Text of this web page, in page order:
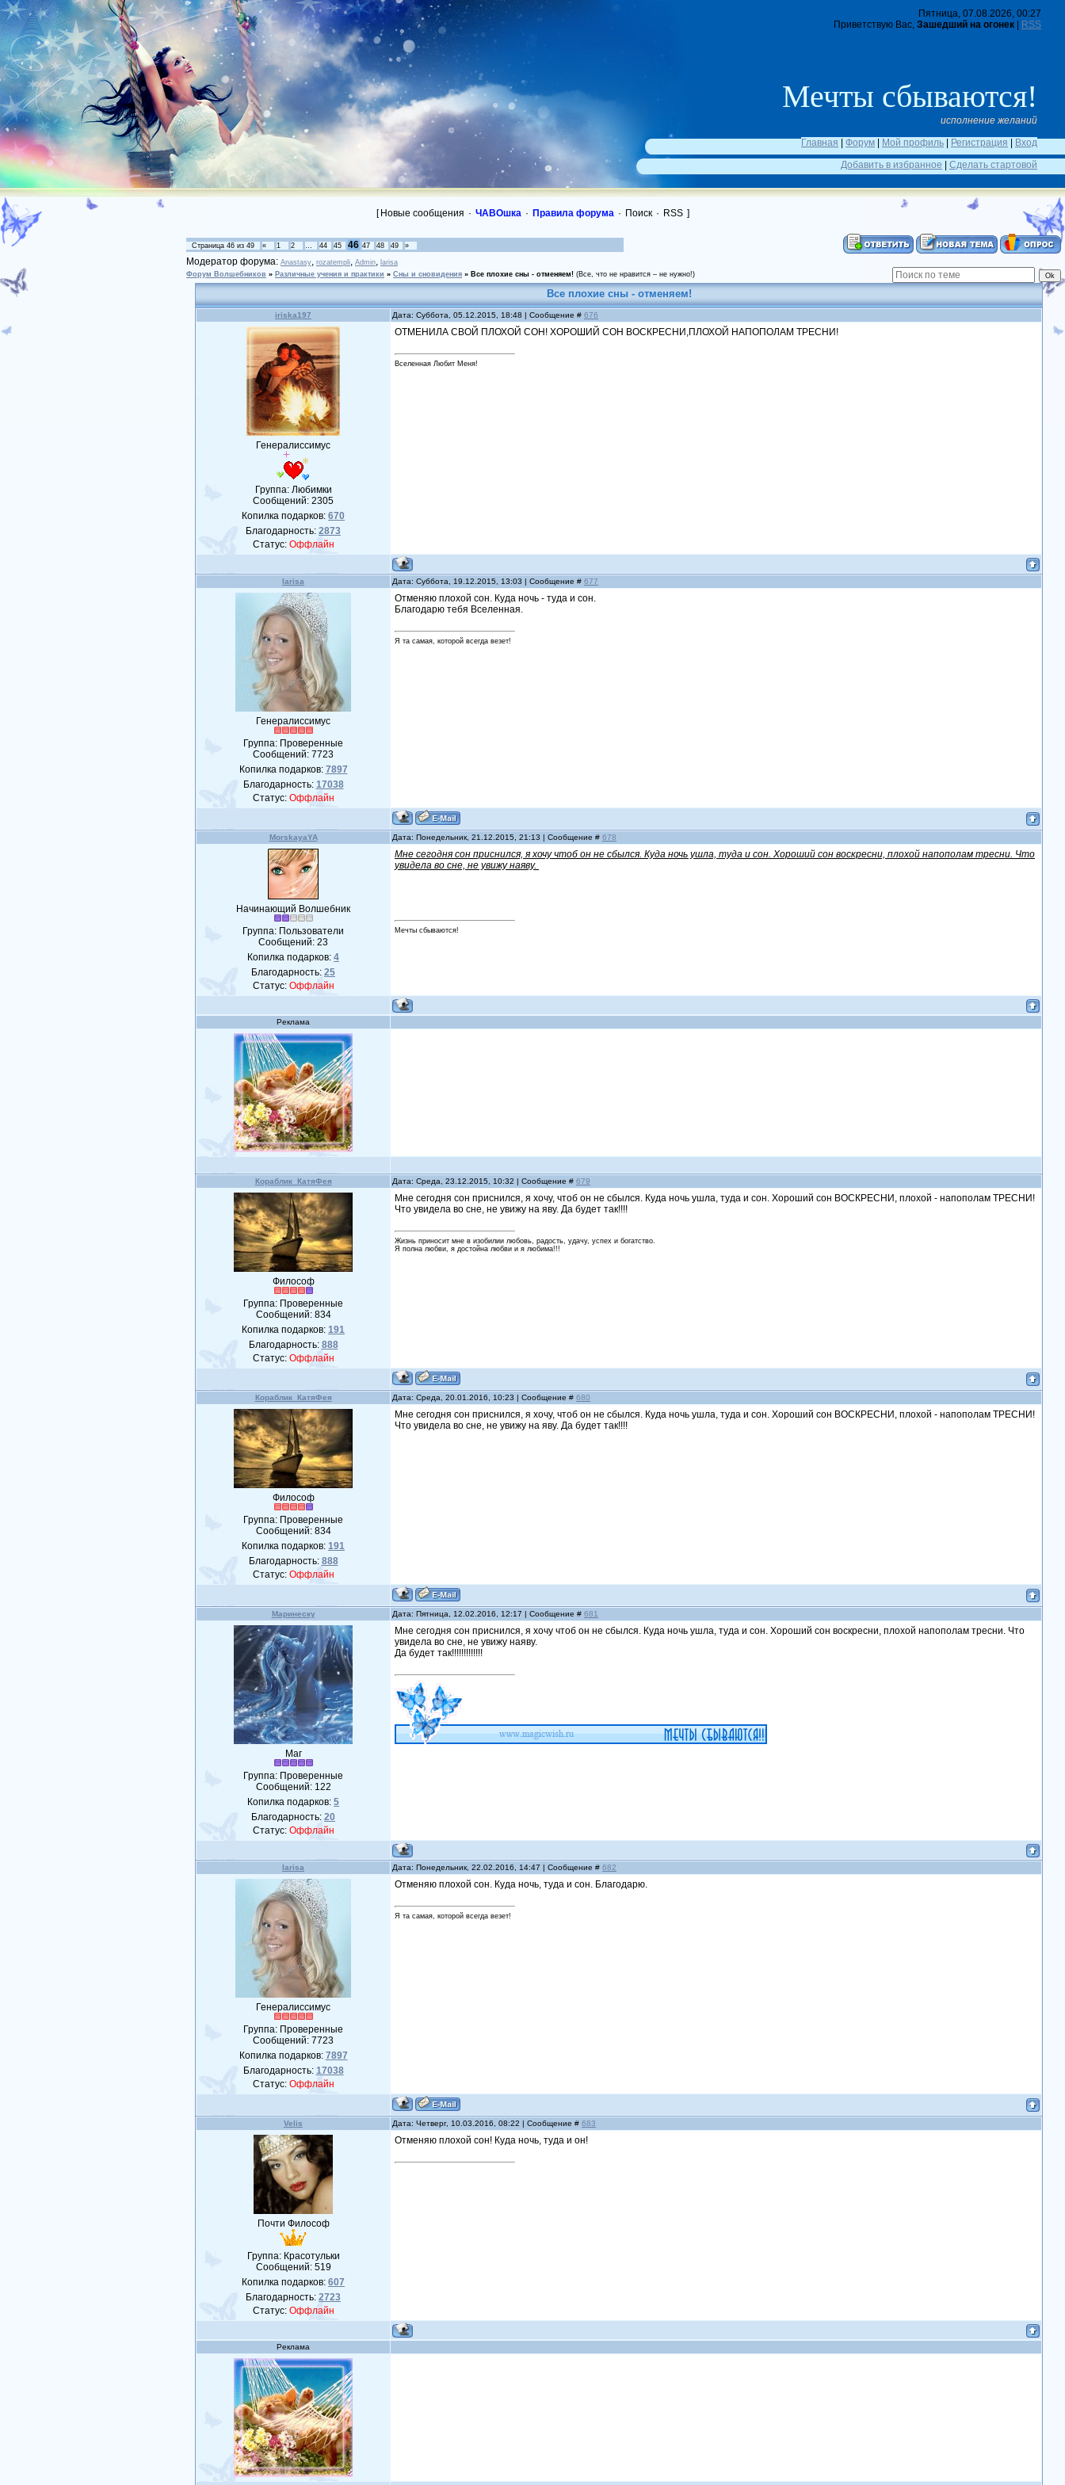
Пятница, 07.08.2026, 00:27
Приветствую Вас, Зашедший на огонек RSS
Мечты сбываются!
исполнение желаний
Главная
Форум Мой профиль Регистрация
Вход
Добавить в избранное
Сделать стартовой
[ Новые сообщения · ЧАВОшка · Правила форума · Поиск · RSS ]
Страница 46 из 49 « 1 2 … 44 45 46 47 48 49 »
Модератор форума: Anastasy, rozatempli, Admin, larisa
Форум Волшебников » Различные учения и практики » Сны и сновидения » Все плохие сны - отменяем! (Все, что не нравится – не нужно!)
Все плохие сны - отменяем!
iriska197 Дата: Суббота, 05.12.2015, 18:48 | Сообщение #676
Генералиссимус
Группа: Любимки
Сообщений:2305
Копилка подарков:670
Благодарность:2873
Статус: Оффлайн
ОТМЕНИЛА СВОЙ ПЛОХОЙ СОН! ХОРОШИЙ СОН ВОСКРЕСНИ,ПЛОХОЙ НАПОПОЛАМ ТРЕСНИ!
Вселенная Любит Меня!
larisa Дата: Суббота, 19.12.2015, 13:03 | Сообщение #677
Генералиссимус
Группа: Проверенные
Сообщений:7723
Копилка подарков: 7897
Благодарность: 17038
Статус: Оффлайн
Отменяю плохой сон. Куда ночь - туда и сон.
Благодарю тебя Вселенная.
Я та самая, которой всегда везет!
MorskayaYA Дата: Понедельник, 21.12.2015, 21:13 | Сообщение #678
Начинающий Волшебник
Группа: Пользователи
Сообщений:23
Копилка подарков:4
Благодарность:25
Статус: Оффлайн
Мне сегодня сон приснился, я хочу чтоб он не сбылся. Куда ночь ушла, туда и сон. Хороший сон воскресни, плохой напополам тресни. Что
увидела во сне, не увижу наяву.
Мечты сбываются!
Реклама
Кораблик_КатяФея Дата: Среда, 23.12.2015, 10:32 | Сообщение #679
Философ
Группа: Проверенные
Сообщений: 834
Копилка подарков:191
Благодарность: 888
Статус: Оффлайн
Мне сегодня сон приснился, я хочу, чтоб он не сбылся. Куда ночь ушла, туда и сон. Хороший сон ВОСКРЕСНИ, плохой - напополам ТРЕСНИ!
Что увидела во сне, не увижу на яву. Да будет так!!!!
Жизнь приносит мне в изобилии любовь, радость, удачу, успех и богатство.
Я полна любви, я достойна любви и я любима!!!
Кораблик_КатяФея Дата: Среда, 20.01.2016, 10:23 | Сообщение #680
Философ
Группа: Проверенные
Сообщений: 834
Копилка подарков:191
Благодарность: 888
Статус: Оффлайн
Мне сегодня сон приснился, я хочу, чтоб он не сбылся. Куда ночь ушла, туда и сон. Хороший сон ВОСКРЕСНИ, плохой - напополам ТРЕСНИ!
Что увидела во сне, не увижу на яву. Да будет так!!!!
Маринеску Дата: Пятница, 12.02.2016, 12:17 | Сообщение #681
Маг
Группа: Проверенные
Сообщений: 122
Копилка подарков:5
Благодарность:20
Статус: Оффлайн
Мне сегодня сон приснился, я хочу чтоб он не сбылся. Куда ночь ушла, туда и сон. Хороший сон воскресни, плохой напополам тресни. Что
увидела во сне, не увижу наяву.
Да будет так!!!!!!!!!!!!!
larisa Дата: Понедельник, 22.02.2016, 14:47 | Сообщение #682
Генералиссимус
Группа: Проверенные
Сообщений:7723
Копилка подарков: 7897
Благодарность: 17038
Статус: Оффлайн
Отменяю плохой сон. Куда ночь, туда и сон. Благодарю.
Я та самая, которой всегда везет!
Velis Дата: Четверг, 10.03.2016, 08:22 | Сообщение #683
Почти Философ
Группа: Красотульки
Сообщений: 519
Копилка подарков:607
Благодарность:2723
Статус: Оффлайн
Отменяю плохой сон! Куда ночь, туда и он!
Реклама